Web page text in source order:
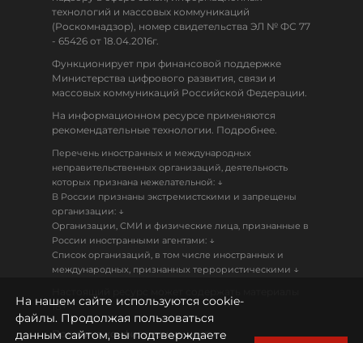
технологий и массовых коммуникаций
(Роскомнадзор), номер свидетельства ЭЛ № ФС 77
- 65426 от 18.04.2016г.
Функционирует при финансовой поддержке
Министерства цифрового развития, связи и
массовых коммуникаций Российской Федерации.
На информационном ресурсе применяются
рекомендательные технологии. Подробнее.
Перечень иностранных и международных
неправительственных организаций, деятельность
которых признана нежелательной: ↓
В России признаны экстремистскими и запрещены
организации: ↓
Организации, СМИ и физические лица, признанные в
России иностранными агентами: ↓
Список организаций, в том числе иностранных и
международных, признанных террористическими ↓
18+
Политика конфиденциальности
На нашем сайте используются cookie-
файлы. Продолжая пользоваться
данным сайтом, вы подтверждаете